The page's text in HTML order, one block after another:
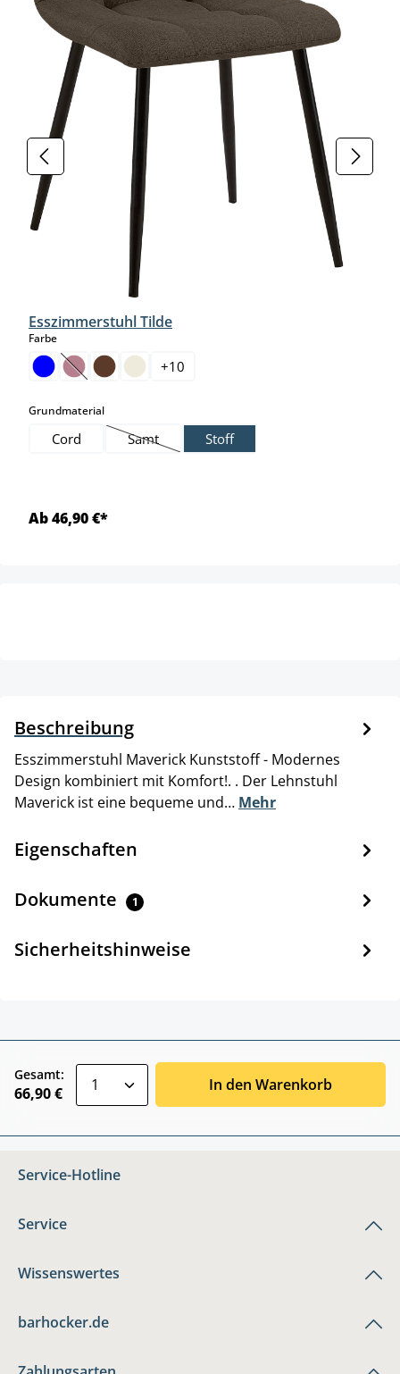
Esszimmerstuhl Tilde
Farbeauswählen
(Diese Option ist zurzeit nicht verfügbar.)
+10
Grundmaterialauswählen
Cord Samt
(Diese Option ist zurzeit nicht verfügbar.)
Stoff
Ab 46,90 €*
Beschreibung
Esszimmerstuhl Maverick Kunststoff - Modernes
Design kombiniert mit Komfort!. . Der Lehnstuhl
Maverick ist eine bequeme und… Mehr
Eigenschaften
Dokumente 1
Sicherheitshinweise
Gesamt:
66,90 € In den Warenkorb
Service-Hotline
Service
Wissenswertes
barhocker.de